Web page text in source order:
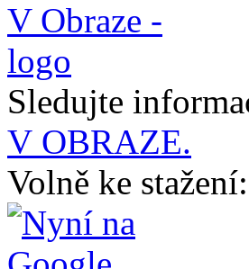
Sledujte
V OBRAZE.
Volně ke stažení: